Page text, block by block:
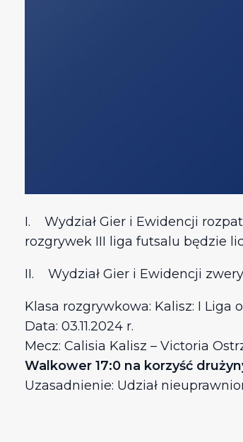
I. Wydział Gier i Ewidencji
rozgrywek III liga futsalu będzie
II. Wydział Gier i Ewidencji
Klasa rozgrywkowa: Kalisz: I Liga
Data: 03.11.2024 r.
Mecz: Calisia Kalisz – Victoria
Walkower 17:0 na korzyść
Uzasadnienie: Udział